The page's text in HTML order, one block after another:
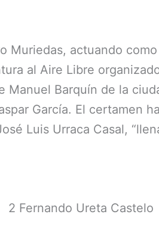
Muriedas, actuando
al Aire Libre
Barquín de la
García. El certamen
Luis Urraca Casal,
2 Fernando Ureta Castelo